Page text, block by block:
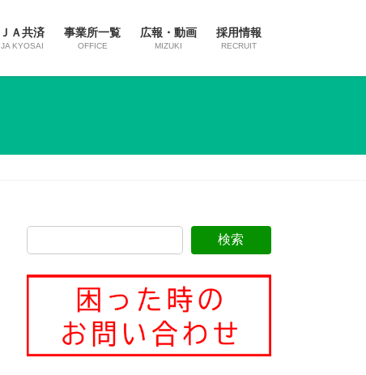
ＪＡ共済
JA KYOSAI
事業所一覧
OFFICE
広報・動画
MIZUKI
採用情報
RECRUIT
検索